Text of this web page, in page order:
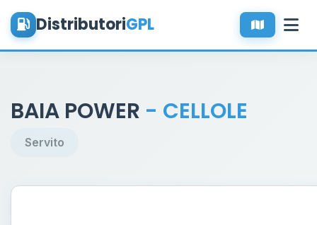
DistributoriGPL
BAIA POWER - CELLOLE
Servito